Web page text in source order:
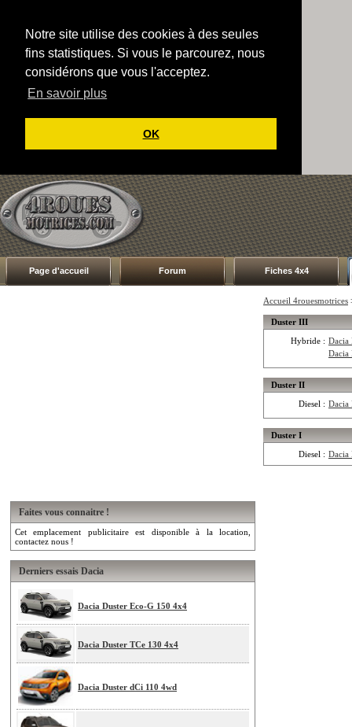
Notre site utilise des cookies à des seules
fins statistiques. Si vous le parcourez, nous
considérons que vous l'acceptez.
En savoir plus
OK
Page d'accueil Forum Fiches 4x4
Faites vous connaitre !
Cet emplacement publicitaire est disponible à la location,
contactez nous !
Derniers essais Dacia
Dacia Duster Eco-G 150 4x4
Dacia Duster TCe 130 4x4
Dacia Duster dCi 110 4wd
Accueil 4rouesmotrices
Duster III
Hybride :
Duster II
Diesel :
Duster I
Diesel : Dacia